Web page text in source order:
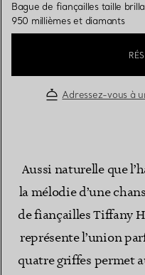
Bague de fiançailles taille
950 millièmes et diamants
Adressez-vous à
Aussi naturelle que
la mélodie d’une
de fiançailles Tiffany
représente l’union
quatre griffes permet